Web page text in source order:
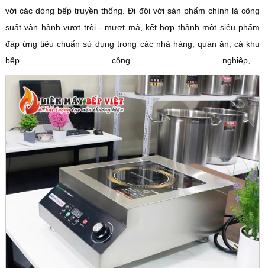
với các dòng bếp truyền thống. Đi đôi với sản phẩm chính là công
suất vận hành vượt trội - mượt mà, kết hợp thành một siêu phẩm
đáp ứng tiêu chuẩn sử dụng trong các nhà hàng, quán ăn, cá khu
bếp công nghiệp,...